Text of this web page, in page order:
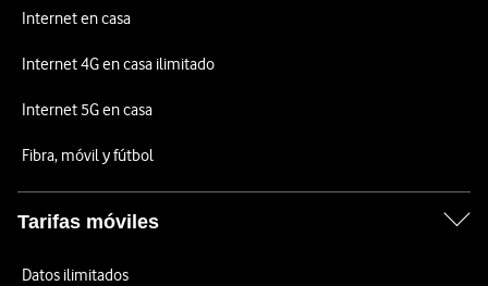
Internet en casa
Internet 4G en casa ilimitado
Internet 5G en casa
Fibra, móvil y fútbol
Tarifas móviles
Datos ilimitados